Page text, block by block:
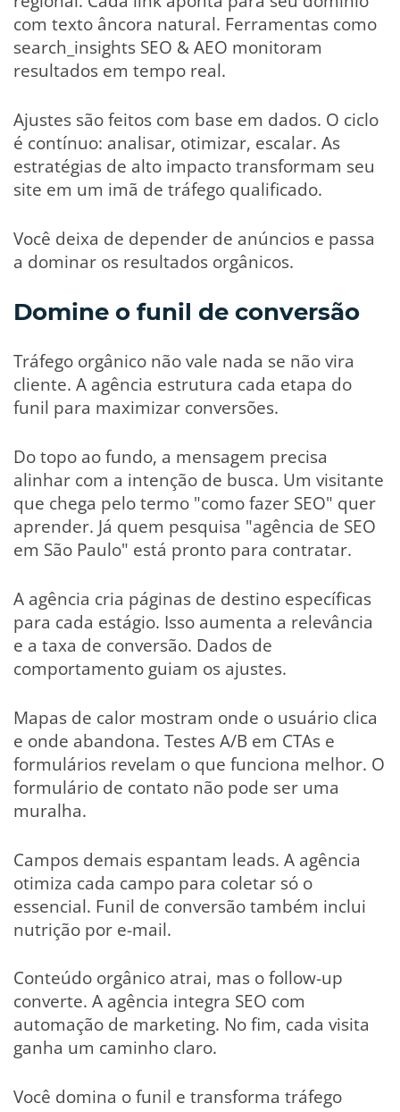
com texto âncora natural. Ferramentas como
search_insights SEO & AEO monitoram
resultados em tempo real.
Ajustes são feitos com base em dados. O ciclo
é contínuo: analisar, otimizar, escalar. As
estratégias de alto impacto transformam seu
site em um imã de tráfego qualificado.
Você deixa de depender de anúncios e passa
a dominar os resultados orgânicos.
Domine o funil de conversão
Tráfego orgânico não vale nada se não vira
cliente. A agência estrutura cada etapa do
funil para maximizar conversões.
Do topo ao fundo, a mensagem precisa
alinhar com a intenção de busca. Um visitante
que chega pelo termo "como fazer SEO" quer
aprender. Já quem pesquisa "agência de SEO
em São Paulo" está pronto para contratar.
A agência cria páginas de destino específicas
para cada estágio. Isso aumenta a relevância
e a taxa de conversão. Dados de
comportamento guiam os ajustes.
Mapas de calor mostram onde o usuário clica
e onde abandona. Testes A/B em CTAs e
formulários revelam o que funciona melhor. O
formulário de contato não pode ser uma
muralha.
Campos demais espantam leads. A agência
otimiza cada campo para coletar só o
essencial. Funil de conversão também inclui
nutrição por e-mail.
Conteúdo orgânico atrai, mas o follow-up
converte. A agência integra SEO com
automação de marketing. No fim, cada visita
ganha um caminho claro.
Você domina o funil e transforma tráfego